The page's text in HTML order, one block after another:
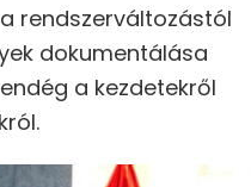
rendszerváltozástól
dokumentálása
a kezdetekről